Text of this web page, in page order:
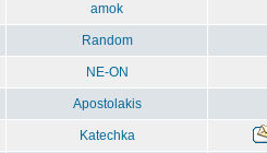
amok
Random
NE-ON
Apostolakis
Katechka